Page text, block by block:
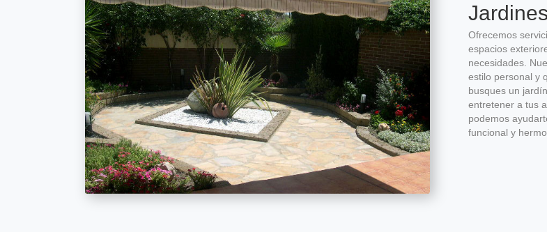
Ofrecemos
espacios
necesidades.
estilo personal y
busques un
entretener a tus
podemos
funcional y